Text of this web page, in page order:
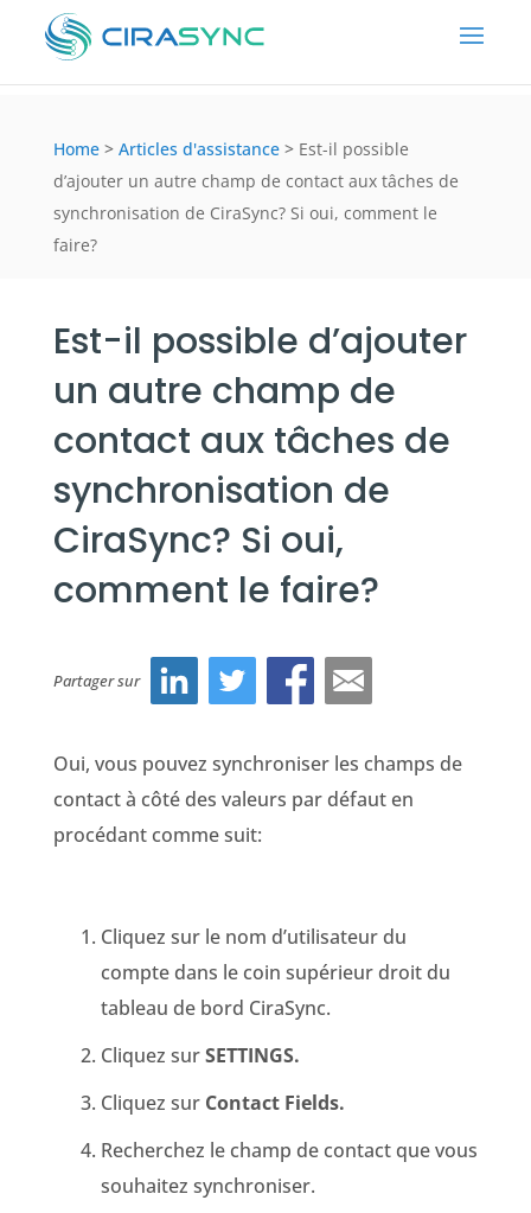
Home > Articles d'assistance > Est-il possible
d’ajouter un autre champ de contact aux tâches de
synchronisation de CiraSync? Si oui, comment le
faire?
Est-il possible d’ajouter
un autre champ de
contact aux tâches de
synchronisation de
CiraSync? Si oui,
comment le faire?
Partager sur
Oui, vous pouvez synchroniser les champs de
contact à côté des valeurs par défaut en
procédant comme suit:
Cliquez sur le nom d’utilisateur du
compte dans le coin supérieur droit du
tableau de bord CiraSync.
Cliquez surSETTINGS.
Cliquez sur Contact Fields.
Recherchez le champ de contact que vous
souhaitez synchroniser.